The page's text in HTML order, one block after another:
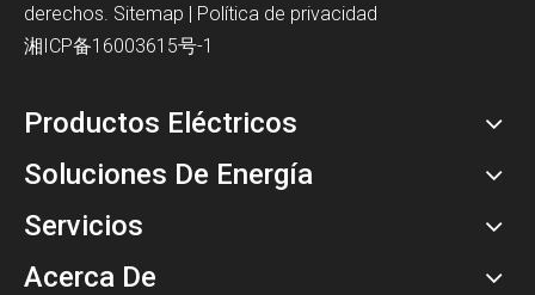
derechos. Sitemap | Política de privacidad
湘ICP备16003615号-1
Productos Eléctricos
Soluciones De Energía
Servicios
Acerca De